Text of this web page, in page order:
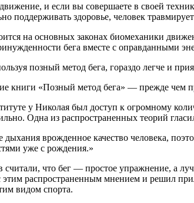
и если вы совершаете в своей
поддерживать здоровье, человек
на основных законах биомеханики
бега вместе с оправданными
позный метод бега, гораздо легче и
книги «Позный метод бега» — прежде чем
у Николая был доступ к огромному
Одна из распространенных теорий
дыхания врожденное качество человека,
уже с рождения.»
считали, что бег — простое упражнение, а
распространенным мнением и решил
видом спорта.